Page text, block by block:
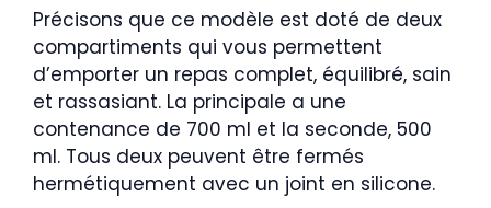
Précisons que ce modèle est doté de deux
compartiments qui vous permettent
d’emporter un repas complet, équilibré, sain
et rassasiant. La principale a une
contenance de 700 ml et la seconde, 500
ml. Tous deux peuvent être fermés
hermétiquement avec un joint en silicone.